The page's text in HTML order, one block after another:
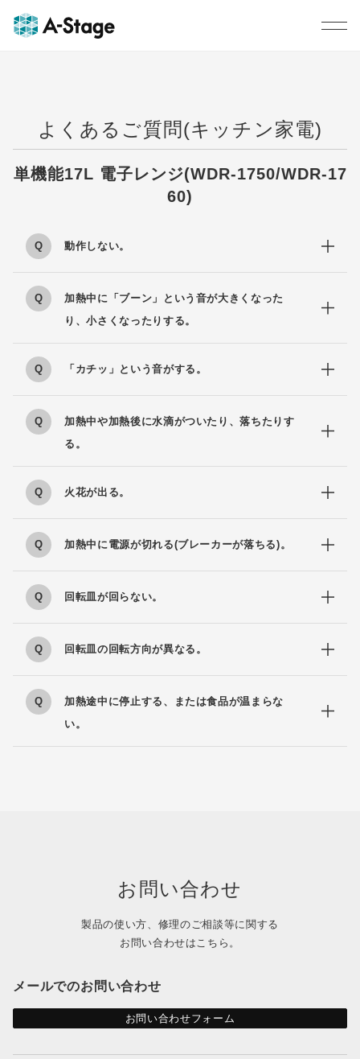
よくあるご質問(キッチン家電)
単機能17L 電子レンジ(WDR-1750/WDR-17
60)
動作しない。
加熱中に「ブーン」という音が大きくなった
り、小さくなったりする。
「カチッ」という音がする。
加熱中や加熱後に水滴がついたり、落ちたりす
る。
火花が出る。
加熱中に電源が切れる(ブレーカーが落ちる)。
回転皿が回らない。
回転皿の回転方向が異なる。
加熱途中に停止する、または食品が温まらな
い。
お問い合わせ
製品の使い方、修理のご相談等に関する
お問い合わせはこちら。
メールでのお問い合わせ
お問い合わせフォーム